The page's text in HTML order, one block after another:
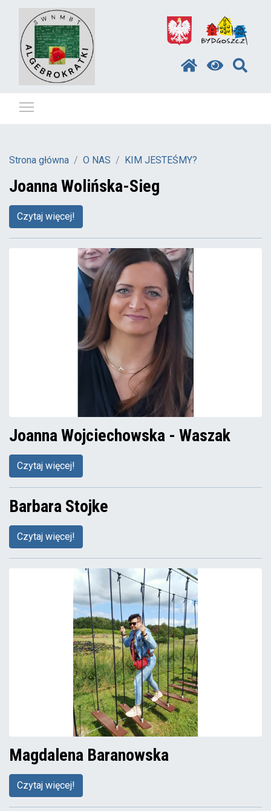
Strona główna O NAS KIM JESTEŚMY?
Joanna Wolińska-Sieg
Czytaj więcej!
Joanna Wojciechowska - Waszak
Czytaj więcej!
Barbara Stojke
Czytaj więcej!
Magdalena Baranowska
Czytaj więcej!